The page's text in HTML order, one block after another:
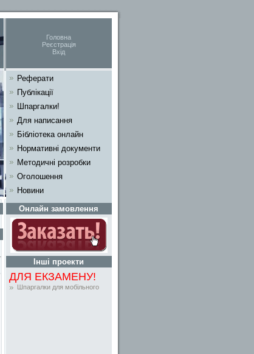
Головна
Реєстрація
Вхід
Реферати
Публікації
Шпаргалки!
Для написання
Бібліотека онлайн
Нормативні документи
Методичні розробки
Оголошення
Новини
Онлайн замовлення
Інші проекти
ДЛЯ ЕКЗАМЕНУ!
Шпаргалки для мобільного